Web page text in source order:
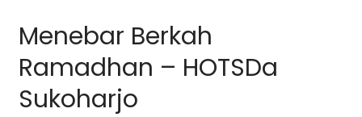
Menebar Berkah
Ramadhan – HOTSDa
Sukoharjo